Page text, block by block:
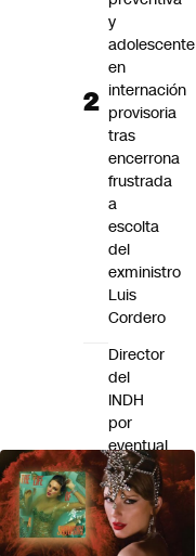
y
adolescente
en
internación
provisoria
tras
encerrona
frustrada
a
escolta
del
exministro
Luis
Cordero
Director
del
INDH
por
eventual
pérdida
de
acciones
judiciales: